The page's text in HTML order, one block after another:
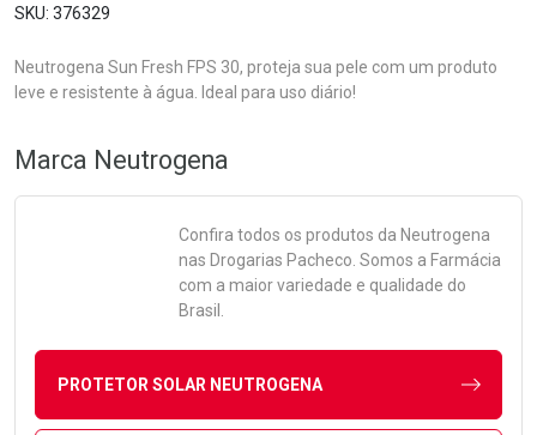
376329
Neutrogena Sun Fresh FPS 30, proteja sua pele com um produto
leve e resistente à água. Ideal para uso diário!
Marca Neutrogena
Confira todos os produtos da Neutrogena
nas Drogarias Pacheco. Somos a Farmácia
com a maior variedade e qualidade do
Brasil.
PROTETOR SOLAR NEUTROGENA